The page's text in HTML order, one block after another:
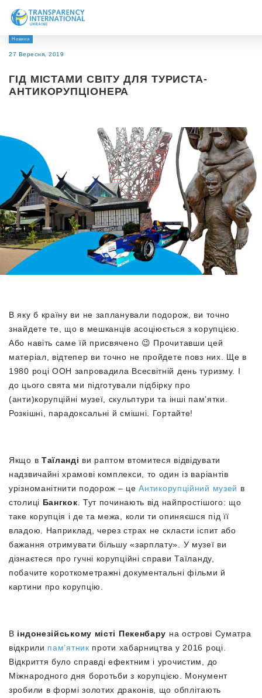
Про нас
Дослідження
Новина
27 Вересня, 2019
ГІД МІСТАМИ СВІТУ ДЛЯ ТУРИСТА-
АНТИКОРУПЦІОНЕРА
В яку б країну ви не запланували подорож, ви точно
знайдете те, що в мешканців асоціюється з корупцією.
Або навіть саме їй присвячено 😉 Прочитавши цей
матеріал, відтепер ви точно не пройдете повз них. Ще в
1980 році ООН запровадила Всесвітній день туризму. І
до цього свята ми підготували підбірку про
(анти)корупційні музеї, скульптури та інші пам’ятки.
Розкішні, парадоксальні й смішні. Гортайте!
Якщо в Таїланді ви раптом втомитеся відвідувати
надзвичайні храмові комплекси, то один із варіантів
урізноманітнити подорож – цеАнтикорупційний музей в
столиці Бангкок . Тут починають від найпростішого: що
таке корупція і де та межа, коли ти опиняєшся під її
владою. Наприклад, через страх не скласти іспит або
бажання отримувати більшу «зарплату». У музеї ви
дізнаєтеся про гучні корупційні справи Таїланду,
побачите короткометражні документальні фільми й
картини про корупцію.
В індонезійському місті Пекенбару на острові Суматра
відкрили пам’ятник проти хабарництва у 2016 році.
Відкриття було справді ефектним і урочистим, до
Міжнародного дня боротьби з корупцією. Монумент
зробили в формі золотих драконів, що обплітають